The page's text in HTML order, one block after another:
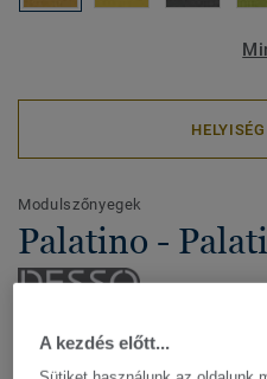
Modulszőnyegek
Palatino -
A pompás, csavart, nyírt
eleganciát tükröző DESSO
A kezdés előtt...